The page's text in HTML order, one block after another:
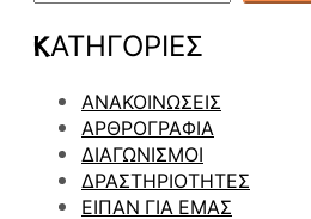
KΑΤΗΓΟΡΊΕΣ
ΑΝΑΚΟΙΝΩΣΕΙΣ
ΑΡΘΡΟΓΡΑΦΙΑ
ΔΙΑΓΩΝΙΣΜΟΙ
ΔΡΑΣΤΗΡΙΟΤΗΤΕΣ
ΕΙΠΑΝ ΓΙΑ ΕΜΑΣ